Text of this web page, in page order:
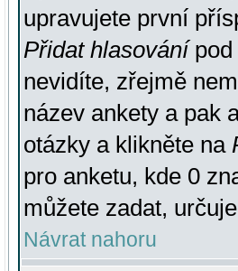
upravujete první
Přidat hlasovánípod
nevidíte, zřejmě
název ankety a pak
otázky a klikněte na
pro anketu, kde 0
můžete zadat,
Návrat nahoru